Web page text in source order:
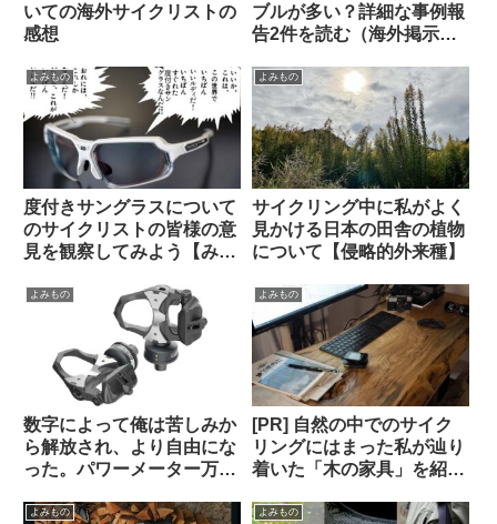
いての海外サイクリストの
感想
ブルが多い？詳細な事例報
告2件を読む（海外掲示板
よみもの
度付きサングラスについて
のサイクリストの皆様の意
見を観察してみよう【みん
い。】
よみもの
サイクリング中に私がよく
見かける日本の田舎の植物
について【侵略的外来種】
よみもの
数字によって俺は苦しみか
ら解放され、より自由にな
った。パワーメーター万
よみもの
[PR] 自然の中でのサイク
リングにはまった私が辿り
着いた「木の家具」を紹介
特典あり】
よみもの よみもの